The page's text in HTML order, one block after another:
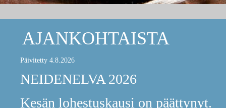
AJANKOHTAISTA
Päivitetty 4.8.2026
NEIDENELVA 2026
Kesän lohestuskausi on päättynyt.